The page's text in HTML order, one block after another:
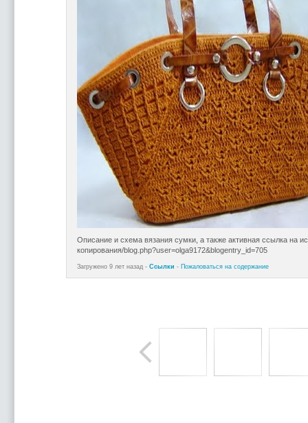
Описание и схема вязания сумки, а также активная ссылка на
копирования/blog.php?user=olga9172&blogentry_id=705
Загружено 9 лет назад - Ссылки - Пожаловаться на содержание